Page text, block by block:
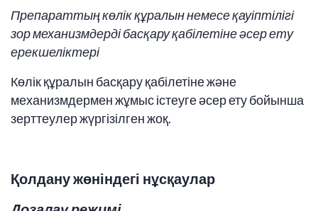
Препараттың көлік құралын немесе қауіптілігі
зор механизмдерді басқару қабілетіне әсер ету
ерекшеліктері
Көлік құралын басқару қабілетіне және
механизмдермен жұмыс істеуге әсер ету бойынша
зерттеулер жүргізілген жоқ.
Қолдану жөніндегі нұсқаулар